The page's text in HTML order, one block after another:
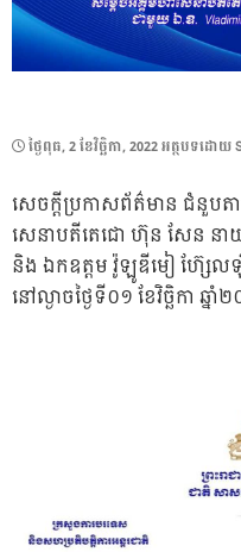
POSTED
ថ្ងៃ​ពុធ, 2 ខែ​វិច្ឆិកា, 2022អត្ថបទដោយ
សេចក្ដីប្រកាសព័ត៌មាន ជំនួបតា
សេនាបតីតេជោ ហ៊ុន សែន នាយក
និង ឯកឧត្តម វ៉ូឡូឌីមៀ ហ៊្សែល
នៅល្ងាចថ្ងៃទី០១ ខែវិច្ឆិកា ឆ្ន